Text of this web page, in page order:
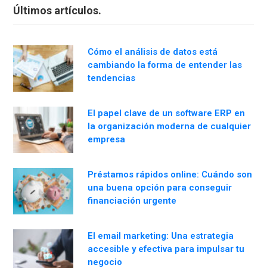
Últimos artículos.
Cómo el análisis de datos está
cambiando la forma de entender las
tendencias
El papel clave de un software ERP en
la organización moderna de cualquier
empresa
Préstamos rápidos online: Cuándo son
una buena opción para conseguir
financiación urgente
El email marketing: Una estrategia
accesible y efectiva para impulsar tu
negocio